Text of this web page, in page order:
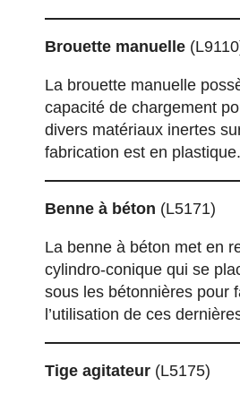
Brouette manuelle
La brouette manuelle
capacité de chargement
divers matériaux inertes
fabrication est en plastique.
Benne à béton (L5171)
La benne à béton met en
cylindro-conique qui se
sous les bétonnières pour
l’utilisation de ces
Tige agitateur (L5175)